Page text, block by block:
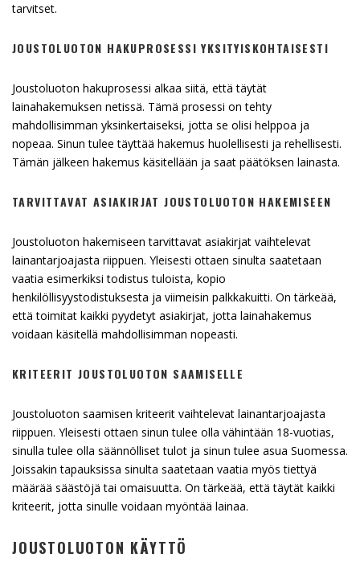
tarvitset.
JOUSTOLUOTON HAKUPROSESSI YKSITYISKOHTAISESTI
Joustoluoton hakuprosessi alkaa siitä, että täytät
lainahakemuksen netissä. Tämä prosessi on tehty
mahdollisimman yksinkertaiseksi, jotta se olisi helppoa ja
nopeaa. Sinun tulee täyttää hakemus huolellisesti ja rehellisesti.
Tämän jälkeen hakemus käsitellään ja saat päätöksen lainasta.
TARVITTAVAT ASIAKIRJAT JOUSTOLUOTON HAKEMISEEN
Joustoluoton hakemiseen tarvittavat asiakirjat vaihtelevat
lainantarjoajasta riippuen. Yleisesti ottaen sinulta saatetaan
vaatia esimerkiksi todistus tuloista, kopio
henkilöllisyystodistuksesta ja viimeisin palkkakuitti. On tärkeää,
että toimitat kaikki pyydetyt asiakirjat, jotta lainahakemus
voidaan käsitellä mahdollisimman nopeasti.
KRITEERIT JOUSTOLUOTON SAAMISELLE
Joustoluoton saamisen kriteerit vaihtelevat lainantarjoajasta
riippuen. Yleisesti ottaen sinun tulee olla vähintään 18-vuotias,
sinulla tulee olla säännölliset tulot ja sinun tulee asua Suomessa.
Joissakin tapauksissa sinulta saatetaan vaatia myös tiettyä
määrää säästöjä tai omaisuutta. On tärkeää, että täytät kaikki
kriteerit, jotta sinulle voidaan myöntää lainaa.
JOUSTOLUOTON KÄYTTÖ